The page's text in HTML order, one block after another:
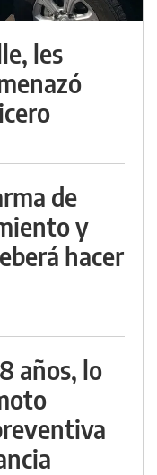
les
de
y
hacer
años, lo